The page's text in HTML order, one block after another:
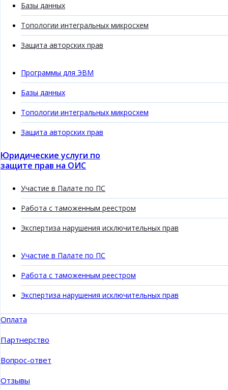
Базы данных
Топологии интегральных микросхем
Защита авторских прав
Программы для ЭВМ
Базы данных
Топологии интегральных микросхем
Защита авторских прав
Юридические услуги по
защите прав на ОИС
Участие в Палате по ПС
Работа с таможенным реестром
Экспертиза нарушения исключительных прав
Участие в Палате по ПС
Работа с таможенным реестром
Экспертиза нарушения исключительных прав
Оплата
Партнерство
Вопрос-ответ
Отзывы